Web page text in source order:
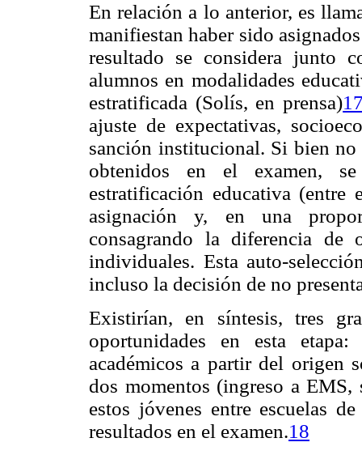
En relación a lo anterior, es
manifiestan haber sido
resultado se considera junto
alumnos en modalidades
estratificada (Solís, en prensa)
ajuste de expectativas,
sanción institucional. Si bien no
obtenidos en el examen,
estratificación educativa (entre
asignación y, en una
consagrando la diferencia de
individuales. Esta auto-
incluso la decisión de no
Existirían, en síntesis, tres
oportunidades en esta
académicos a partir del origen
dos momentos (ingreso a
estos jóvenes entre escuelas
resultados en el examen.18